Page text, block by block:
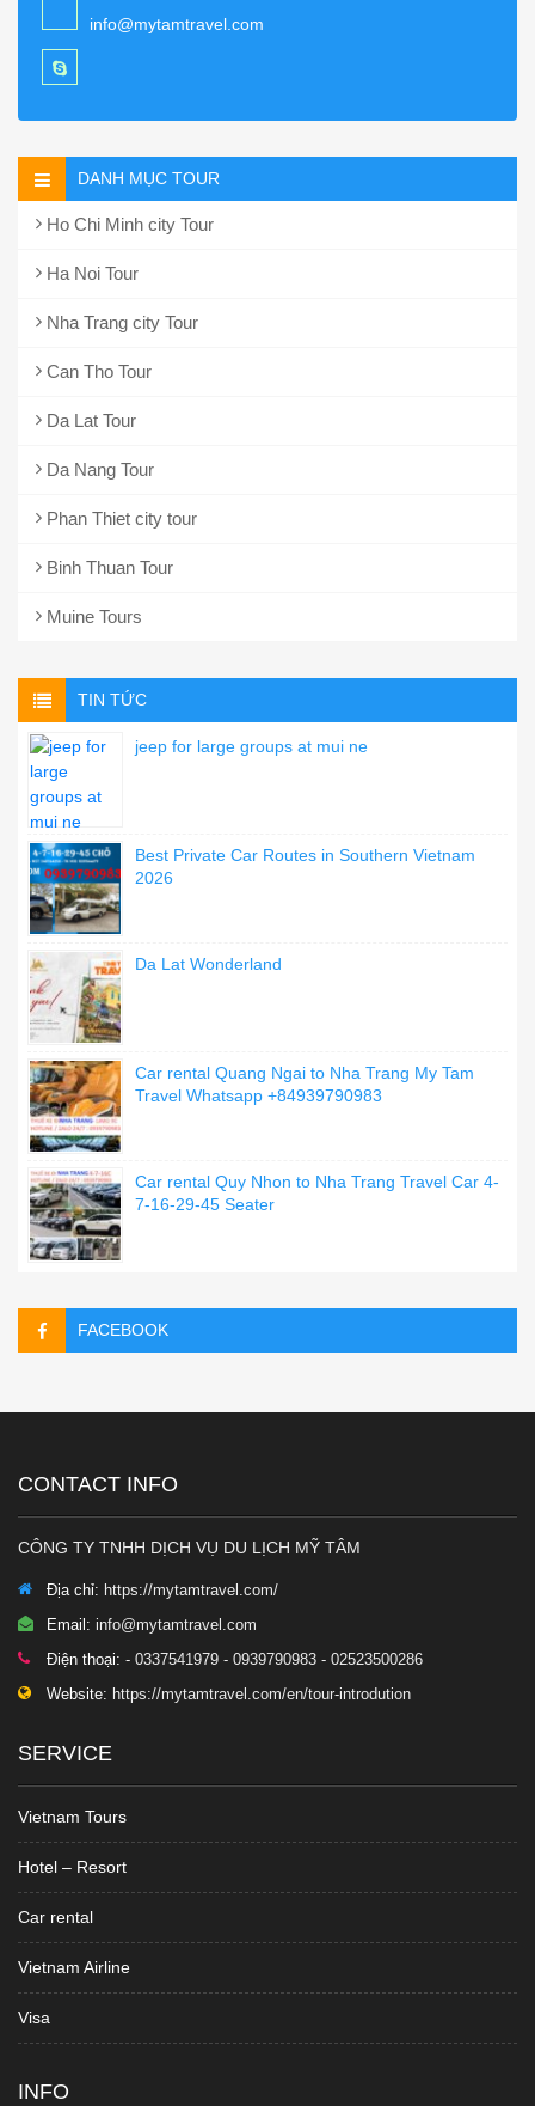
info@mytamtravel.com
DANH MỤC TOUR
Ho Chi Minh city Tour
Ha Noi Tour
Nha Trang city Tour
Can Tho Tour
Da Lat Tour
Da Nang Tour
Phan Thiet city tour
Binh Thuan Tour
Muine Tours
TIN TỨC
jeep for large groups at mui ne
Best Private Car Routes in Southern Vietnam
2026
Da Lat Wonderland
Car rental Quang Ngai to Nha Trang My Tam
Travel Whatsapp +84939790983
Car rental Quy Nhon to Nha Trang Travel Car 4-
7-16-29-45 Seater
FACEBOOK
CONTACT INFO
CÔNG TY TNHH DỊCH VỤ DU LỊCH MỸ TÂM
Địa chỉ: https://mytamtravel.com/
Email: info@mytamtravel.com
Điện thoại: - 0337541979 - 0939790983 - 02523500286
Website: https://mytamtravel.com/en/tour-introdution
SERVICE
Vietnam Tours
Hotel – Resort
Car rental
Vietnam Airline
Visa
INFO